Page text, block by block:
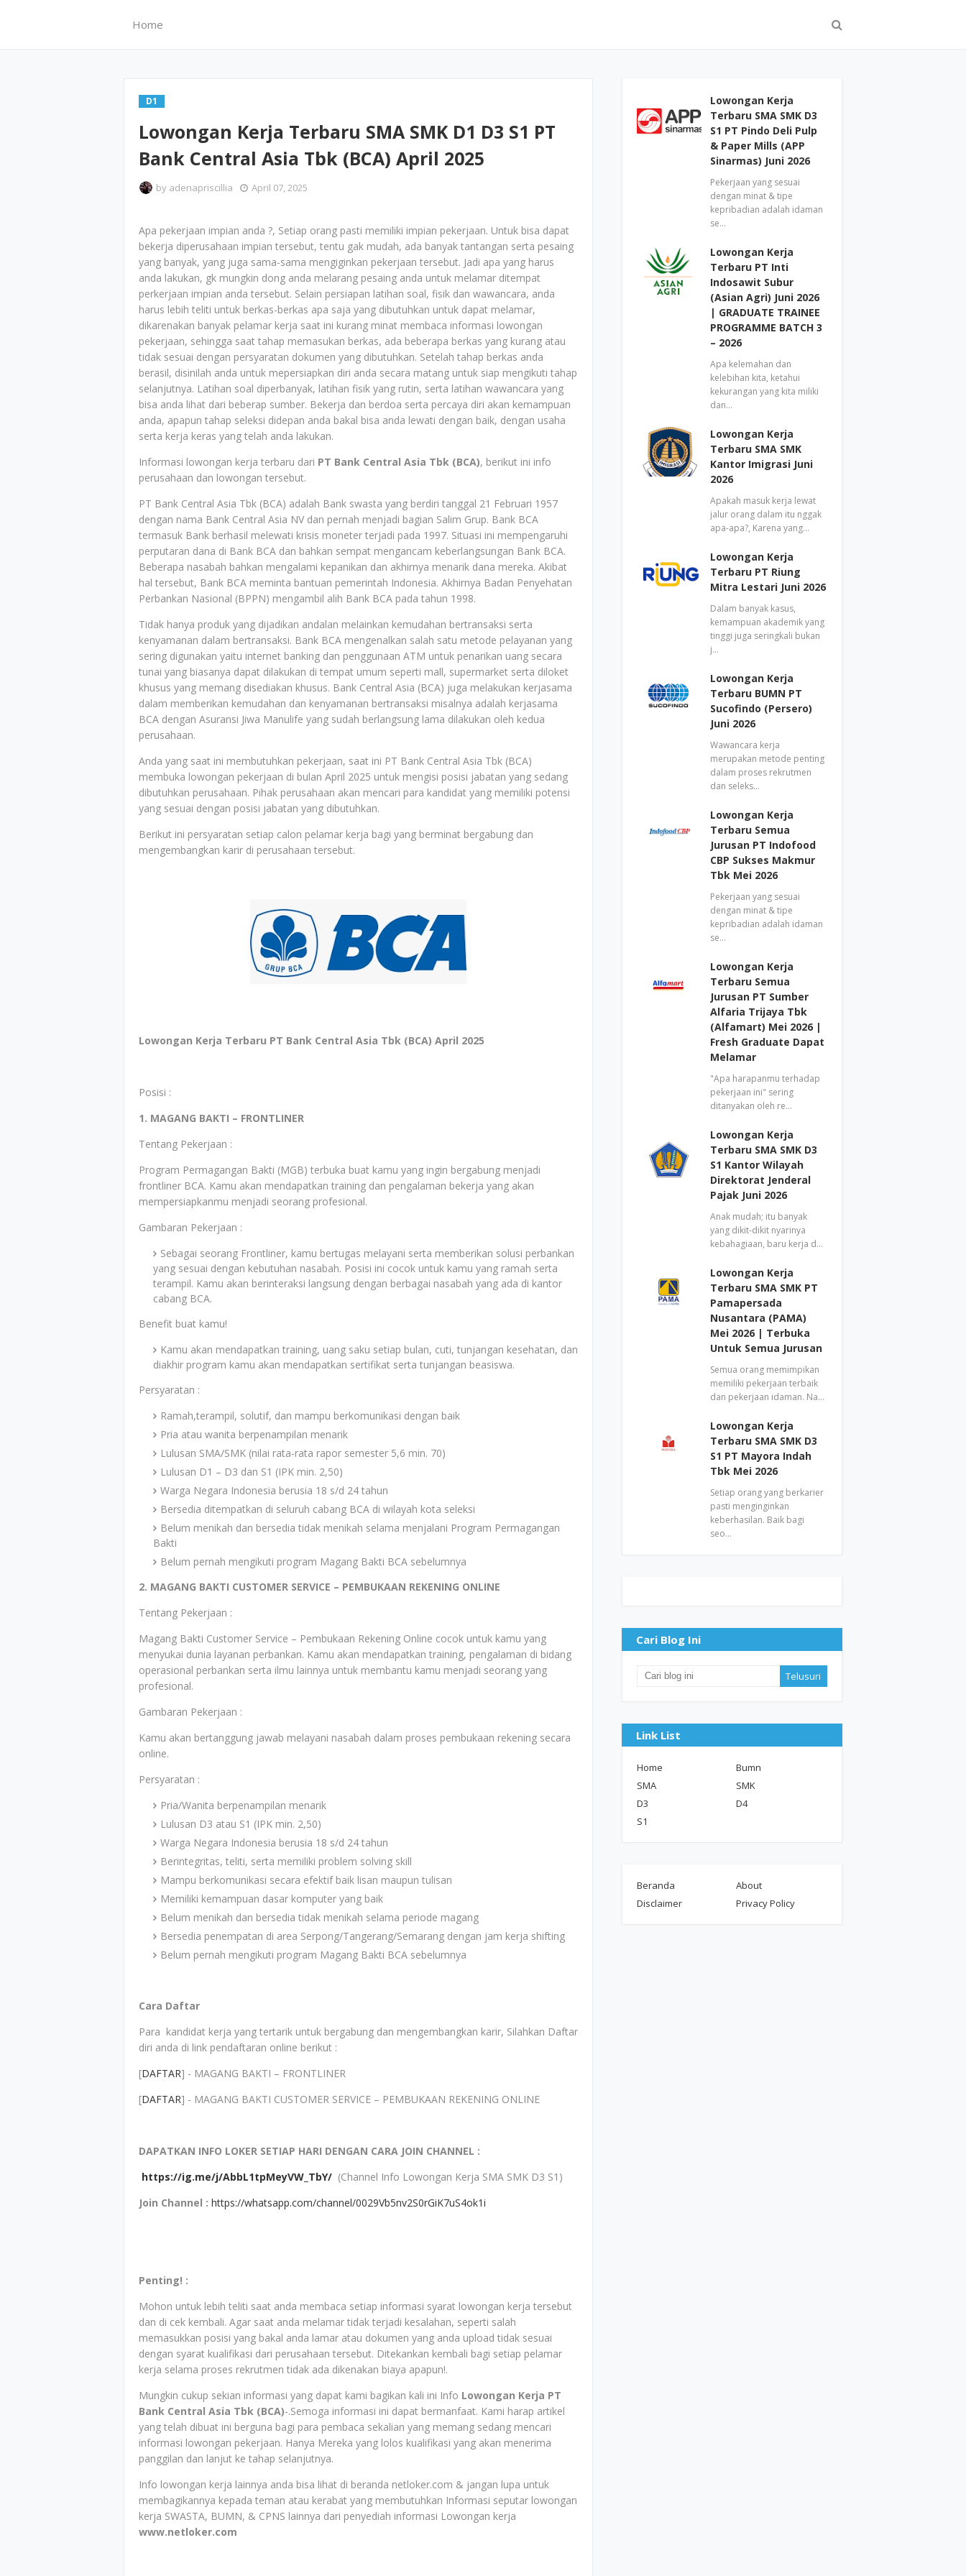
Home
D1
Lowongan Kerja Terbaru SMA SMK D1 D3 S1 PT
Bank Central Asia Tbk (BCA) April 2025
by adenapriscillia April 07, 2025
Apa pekerjaan impian anda ?, Setiap orang pasti memiliki impian pekerjaan. Untuk bisa dapat
bekerja diperusahaan impian tersebut, tentu gak mudah, ada banyak tantangan serta pesaing
yang banyak, yang juga sama-sama mengiginkan pekerjaan tersebut. Jadi apa yang harus
anda lakukan, gk mungkin dong anda melarang pesaing anda untuk melamar ditempat
perkerjaan impian anda tersebut. Selain persiapan latihan soal, fisik dan wawancara, anda
harus lebih teliti untuk berkas-berkas apa saja yang dibutuhkan untuk dapat melamar,
dikarenakan banyak pelamar kerja saat ini kurang minat membaca informasi lowongan
pekerjaan, sehingga saat tahap memasukan berkas, ada beberapa berkas yang kurang atau
tidak sesuai dengan persyaratan dokumen yang dibutuhkan. Setelah tahap berkas anda
berasil, disinilah anda untuk mepersiapkan diri anda secara matang untuk siap mengikuti tahap
selanjutnya. Latihan soal diperbanyak, latihan fisik yang rutin, serta latihan wawancara yang
bisa anda lihat dari beberap sumber. Bekerja dan berdoa serta percaya diri akan kemampuan
anda, apapun tahap seleksi didepan anda bakal bisa anda lewati dengan baik, dengan usaha
serta kerja keras yang telah anda lakukan.
Informasi lowongan kerja terbaru dari PT Bank Central Asia Tbk (BCA), berikut ini info
perusahaan dan lowongan tersebut.
PT Bank Central Asia Tbk (BCA) adalah Bank swasta yang berdiri tanggal 21 Februari 1957
dengan nama Bank Central Asia NV dan pernah menjadi bagian Salim Grup. Bank BCA
termasuk Bank berhasil melewati krisis moneter terjadi pada 1997. Situasi ini mempengaruhi
perputaran dana di Bank BCA dan bahkan sempat mengancam keberlangsungan Bank BCA.
Beberapa nasabah bahkan mengalami kepanikan dan akhirnya menarik dana mereka. Akibat
hal tersebut, Bank BCA meminta bantuan pemerintah Indonesia. Akhirnya Badan Penyehatan
Perbankan Nasional (BPPN) mengambil alih Bank BCA pada tahun 1998.
Tidak hanya produk yang dijadikan andalan melainkan kemudahan bertransaksi serta
kenyamanan dalam bertransaksi. Bank BCA mengenalkan salah satu metode pelayanan yang
sering digunakan yaitu internet banking dan penggunaan ATM untuk penarikan uang secara
tunai yang biasanya dapat dilakukan di tempat umum seperti mall, supermarket serta diloket
khusus yang memang disediakan khusus. Bank Central Asia (BCA) juga melakukan kerjasama
dalam memberikan kemudahan dan kenyamanan bertransaksi misalnya adalah kerjasama
BCA dengan Asuransi Jiwa Manulife yang sudah berlangsung lama dilakukan oleh kedua
perusahaan.
Anda yang saat ini membutuhkan pekerjaan, saat ini PT Bank Central Asia Tbk (BCA)
membuka lowongan pekerjaan di bulan April 2025 untuk mengisi posisi jabatan yang sedang
dibutuhkan perusahaan. Pihak perusahaan akan mencari para kandidat yang memiliki potensi
yang sesuai dengan posisi jabatan yang dibutuhkan.
Berikut ini persyaratan setiap calon pelamar kerja bagi yang berminat bergabung dan
mengembangkan karir di perusahaan tersebut.
Lowongan Kerja Terbaru PT Bank Central Asia Tbk (BCA) April 2025
Posisi :
1. MAGANG BAKTI – FRONTLINER
Tentang Pekerjaan :
Program Permagangan Bakti (MGB) terbuka buat kamu yang ingin bergabung menjadi
frontliner BCA. Kamu akan mendapatkan training dan pengalaman bekerja yang akan
mempersiapkanmu menjadi seorang profesional.
Gambaran Pekerjaan :
Sebagai seorang Frontliner, kamu bertugas melayani serta memberikan solusi perbankan
yang sesuai dengan kebutuhan nasabah. Posisi ini cocok untuk kamu yang ramah serta
terampil. Kamu akan berinteraksi langsung dengan berbagai nasabah yang ada di kantor
cabang BCA.
Benefit buat kamu!
Kamu akan mendapatkan training, uang saku setiap bulan, cuti, tunjangan kesehatan, dan
diakhir program kamu akan mendapatkan sertifikat serta tunjangan beasiswa.
Persyaratan :
Ramah,terampil, solutif, dan mampu berkomunikasi dengan baik
Pria atau wanita berpenampilan menarik
Lulusan SMA/SMK (nilai rata-rata rapor semester 5,6 min. 70)
Lulusan D1 – D3 dan S1 (IPK min. 2,50)
Warga Negara Indonesia berusia 18 s/d 24 tahun
Bersedia ditempatkan di seluruh cabang BCA di wilayah kota seleksi
Belum menikah dan bersedia tidak menikah selama menjalani Program Permagangan
Bakti
Belum pernah mengikuti program Magang Bakti BCA sebelumnya
2. MAGANG BAKTI CUSTOMER SERVICE – PEMBUKAAN REKENING ONLINE
Tentang Pekerjaan :
Magang Bakti Customer Service – Pembukaan Rekening Online cocok untuk kamu yang
menyukai dunia layanan perbankan. Kamu akan mendapatkan training, pengalaman di bidang
operasional perbankan serta ilmu lainnya untuk membantu kamu menjadi seorang yang
profesional.
Gambaran Pekerjaan :
Kamu akan bertanggung jawab melayani nasabah dalam proses pembukaan rekening secara
online.
Persyaratan :
Pria/Wanita berpenampilan menarik
Lulusan D3 atau S1 (IPK min. 2,50)
Warga Negara Indonesia berusia 18 s/d 24 tahun
Berintegritas, teliti, serta memiliki problem solving skill
Mampu berkomunikasi secara efektif baik lisan maupun tulisan
Memiliki kemampuan dasar komputer yang baik
Belum menikah dan bersedia tidak menikah selama periode magang
Bersedia penempatan di area Serpong/Tangerang/Semarang dengan jam kerja shifting
Belum pernah mengikuti program Magang Bakti BCA sebelumnya
Cara Daftar
Para kandidat kerja yang tertarik untuk bergabung dan mengembangkan karir, Silahkan Daftar
diri anda di link pendaftaran online berikut :
[DAFTAR] - MAGANG BAKTI – FRONTLINER
[DAFTAR] - MAGANG BAKTI CUSTOMER SERVICE – PEMBUKAAN REKENING ONLINE
DAPATKAN INFO LOKER SETIAP HARI DENGAN CARA JOIN CHANNEL :
https://ig.me/j/AbbL1tpMeyVW_TbY/ (Channel Info Lowongan Kerja SMA SMK D3 S1)
Join Channel : https://whatsapp.com/channel/0029Vb5nv2S0rGiK7uS4ok1i
Penting! :
Mohon untuk lebih teliti saat anda membaca setiap informasi syarat lowongan kerja tersebut
dan di cek kembali. Agar saat anda melamar tidak terjadi kesalahan, seperti salah
memasukkan posisi yang bakal anda lamar atau dokumen yang anda upload tidak sesuai
dengan syarat kualifikasi dari perusahaan tersebut. Ditekankan kembali bagi setiap pelamar
kerja selama proses rekrutmen tidak ada dikenakan biaya apapun!.
Mungkin cukup sekian informasi yang dapat kami bagikan kali ini Info Lowongan Kerja PT
Bank Central Asia Tbk (BCA)-.Semoga informasi ini dapat bermanfaat. Kami harap artikel
yang telah dibuat ini berguna bagi para pembaca sekalian yang memang sedang mencari
informasi lowongan pekerjaan. Hanya Mereka yang lolos kualifikasi yang akan menerima
panggilan dan lanjut ke tahap selanjutnya.
Info lowongan kerja lainnya anda bisa lihat di beranda netloker.com & jangan lupa untuk
membagikannya kepada teman atau kerabat yang membutuhkan Informasi seputar lowongan
kerja SWASTA, BUMN, & CPNS lainnya dari penyediah informasi Lowongan kerja
www.netloker.com
Lowongan Kerja
Terbaru SMA SMK D3
S1 PT Pindo Deli Pulp
& Paper Mills (APP
Sinarmas) Juni 2026
Pekerjaan yang sesuai
dengan minat & tipe
kepribadian adalah idaman
se…
Lowongan Kerja
Terbaru PT Inti
Indosawit Subur
(Asian Agri) Juni 2026
| GRADUATE TRAINEE
PROGRAMME BATCH 3
– 2026
Apa kelemahan dan
kelebihan kita, ketahui
kekurangan yang kita miliki
dan…
Lowongan Kerja
Terbaru SMA SMK
Kantor Imigrasi Juni
2026
Apakah masuk kerja lewat
jalur orang dalam itu nggak
apa-apa?, Karena yang…
Lowongan Kerja
Terbaru PT Riung
Mitra Lestari Juni 2026
Dalam banyak kasus,
kemampuan akademik yang
tinggi juga seringkali bukan
j…
Lowongan Kerja
Terbaru BUMN PT
Sucofindo (Persero)
Juni 2026
Wawancara kerja
merupakan metode penting
dalam proses rekrutmen
dan seleks…
Lowongan Kerja
Terbaru Semua
Jurusan PT Indofood
CBP Sukses Makmur
Tbk Mei 2026
Pekerjaan yang sesuai
dengan minat & tipe
kepribadian adalah idaman
se…
Lowongan Kerja
Terbaru Semua
Jurusan PT Sumber
Alfaria Trijaya Tbk
(Alfamart) Mei 2026 |
Fresh Graduate Dapat
Melamar
"Apa harapanmu terhadap
pekerjaan ini" sering
ditanyakan oleh re…
Lowongan Kerja
Terbaru SMA SMK D3
S1 Kantor Wilayah
Direktorat Jenderal
Pajak Juni 2026
Anak mudah; itu banyak
yang dikit-dikit nyarinya
kebahagiaan, baru kerja d…
Lowongan Kerja
Terbaru SMA SMK PT
Pamapersada
Nusantara (PAMA)
Mei 2026 | Terbuka
Untuk Semua Jurusan
Semua orang memimpikan
memiliki pekerjaan terbaik
dan pekerjaan idaman. Na…
Lowongan Kerja
Terbaru SMA SMK D3
S1 PT Mayora Indah
Tbk Mei 2026
Setiap orang yang berkarier
pasti menginginkan
keberhasilan. Baik bagi
seo…
Cari Blog Ini
Link List
Home
Bumn
SMA
SMK
D3
D4
S1
Beranda
About
Disclaimer
Privacy Policy